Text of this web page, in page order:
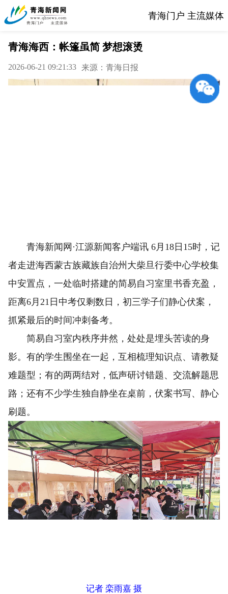
青海门户 主流媒体
青海海西：帐篷虽简 梦想滚烫
2026-06-21 09:21:33 来源：青海日报
青海新闻网·江源新闻客户端讯 6月18日15时，记
者走进海西蒙古族藏族自治州大柴旦行委中心学校集
中安置点，一处临时搭建的简易自习室里书香充盈，
距离6月21日中考仅剩数日，初三学子们静心伏案，
抓紧最后的时间冲刺备考。
简易自习室内秩序井然，处处是埋头苦读的身
影。有的学生围坐在一起，互相梳理知识点、请教疑
难题型；有的两两结对，低声研讨错题、交流解题思
路；还有不少学生独自静坐在桌前，伏案书写、静心
刷题。
记者 栾雨嘉 摄